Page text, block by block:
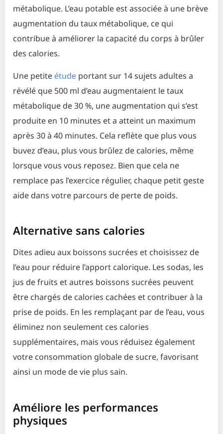
métabolique. L’eau potable est associée à une brève
augmentation du taux métabolique, ce qui
contribue à améliorer la capacité du corps à brûler
des calories.
Une petite étude portant sur 14 sujets adultes a
révélé que 500 ml d’eau augmentaient le taux
métabolique de 30 %, une augmentation qui s’est
produite en 10 minutes et a atteint un maximum
après 30 à 40 minutes. Cela reflète que plus vous
buvez d’eau, plus vous brûlez de calories, même
lorsque vous vous reposez. Bien que cela ne
remplace pas l’exercice régulier, chaque petit geste
aide dans votre parcours de perte de poids.
Alternative sans calories
Dites adieu aux boissons sucrées et choisissez de
l’eau pour réduire l’apport calorique. Les sodas, les
jus de fruits et autres boissons sucrées peuvent
être chargés de calories cachées et contribuer à la
prise de poids. En les remplaçant par de l’eau, vous
éliminez non seulement ces calories
supplémentaires, mais vous réduisez également
votre consommation globale de sucre, favorisant
ainsi un mode de vie plus sain.
Améliore les performances
physiques